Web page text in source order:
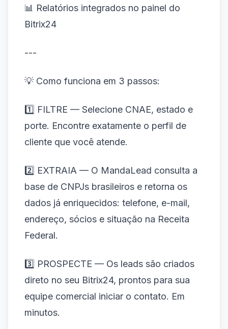
📊 Relatórios integrados no painel do
Bitrix24
---
💡 Como funciona em 3 passos:
1️⃣ FILTRE — Selecione CNAE, estado e
porte. Encontre exatamente o perfil de
cliente que você atende.
2️⃣ EXTRAIA — O MandaLead consulta a
base de CNPJs brasileiros e retorna os
dados já enriquecidos: telefone, e-mail,
endereço, sócios e situação na Receita
Federal.
3️⃣ PROSPECTE — Os leads são criados
direto no seu Bitrix24, prontos para sua
equipe comercial iniciar o contato. Em
minutos.